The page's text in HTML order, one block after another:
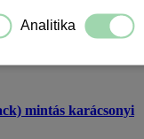
mintás karácsonyi
Analitika